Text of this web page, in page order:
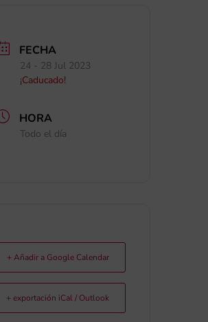
FECHA
24 - 28 Jul 2023
¡Caducado!
HORA
Todo el día
+ Añadir a Google Calendar
+ exportación iCal / Outlook